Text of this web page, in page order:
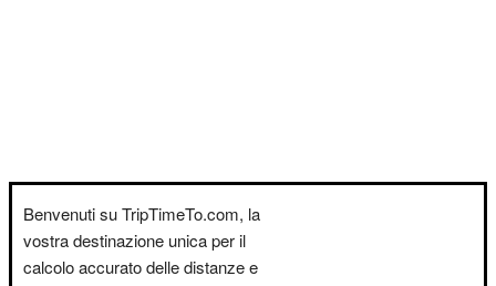
Benvenuti su TripTimeTo.com, la
vostra destinazione unica per il
calcolo accurato delle distanze e